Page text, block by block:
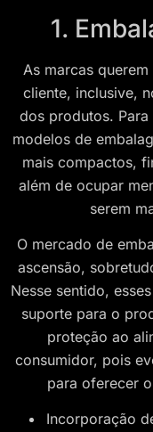
1.
As marcas
cliente, inclusive,
dos produtos.
modelos de
mais compactos,
além de ocupar
serem
O mercado de
ascensão,
Nesse sentido,
suporte para o
proteção ao
consumidor, pois
para oferecer
Incorporação